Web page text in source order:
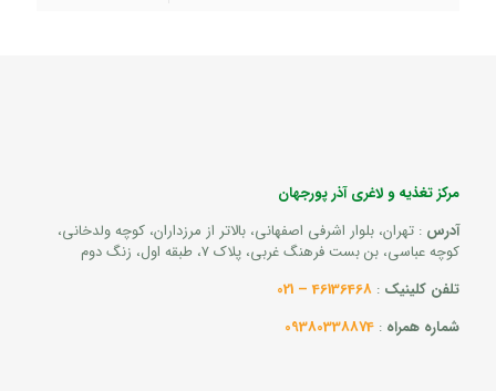
مرکز تغذیه و لاغری آذر پورجهان
آدرس : تهران، بلوار اشرفی اصفهانی، بالاتر از مرزداران، کوچه ولدخانی،
کوچه عباسی، بن بست فرهنگ غربی، پلاک 7، طبقه اول، زنگ دوم
تلفن کلینیک :
46136468 – 021
شماره همراه :
09380338874